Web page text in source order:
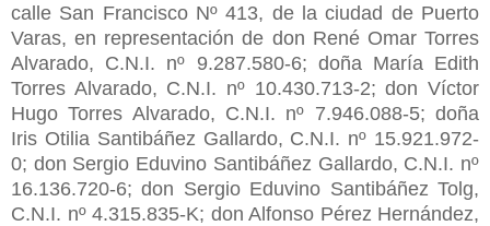
calle San Francisco Nº 413, de la ciudad de Puerto
Varas, en representación de don René Omar Torres
Alvarado, C.N.I. nº 9.287.580-6; doña María Edith
Torres Alvarado, C.N.I. nº 10.430.713-2; don Víctor
Hugo Torres Alvarado, C.N.I. nº 7.946.088-5; doña
Iris Otilia Santibáñez Gallardo, C.N.I. nº 15.921.972-
0; don Sergio Eduvino Santibáñez Gallardo, C.N.I. nº
16.136.720-6; don Sergio Eduvino Santibáñez Tolg,
C.N.I. nº 4.315.835-K; don Alfonso Pérez Hernández,